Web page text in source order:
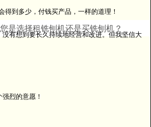
到多少，付钱买产品，一样的道理！
有想到要长久持续地经营和改进。但我坚信大
烈的意愿！
是选择租铣刨机还是买铣刨机？